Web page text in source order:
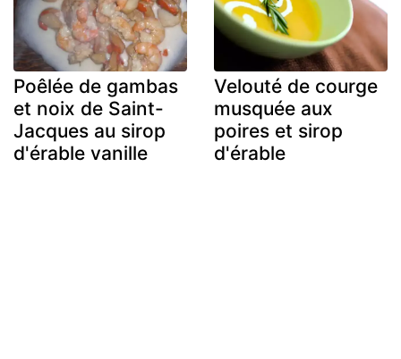
Poêlée de gambas
et noix de Saint-
Jacques au sirop
d'érable vanille
Velouté de courge
musquée aux
poires et sirop
d'érable